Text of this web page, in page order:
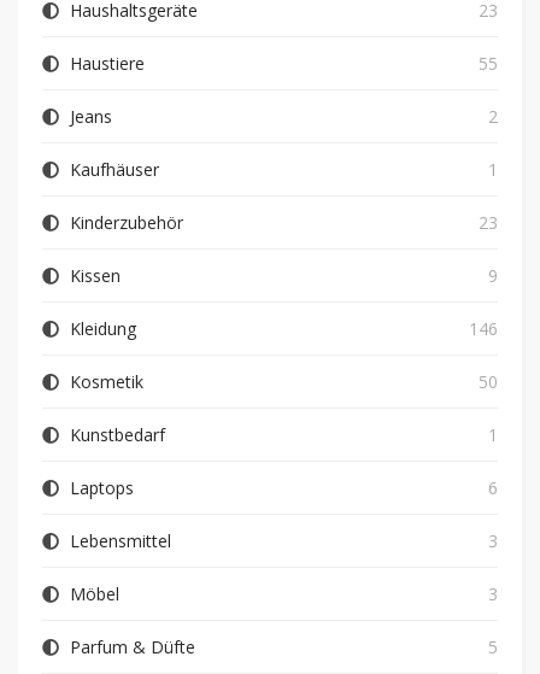
Haushaltsgeräte 23
Haustiere 55
Jeans 2
Kaufhäuser 1
Kinderzubehör 23
Kissen 9
Kleidung 146
Kosmetik 50
Kunstbedarf 1
Laptops 6
Lebensmittel 3
Möbel 3
Parfum & Düfte 5